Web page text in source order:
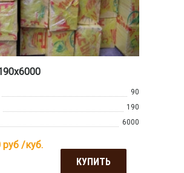
90
190
6000
руб /куб.
КУПИТЬ